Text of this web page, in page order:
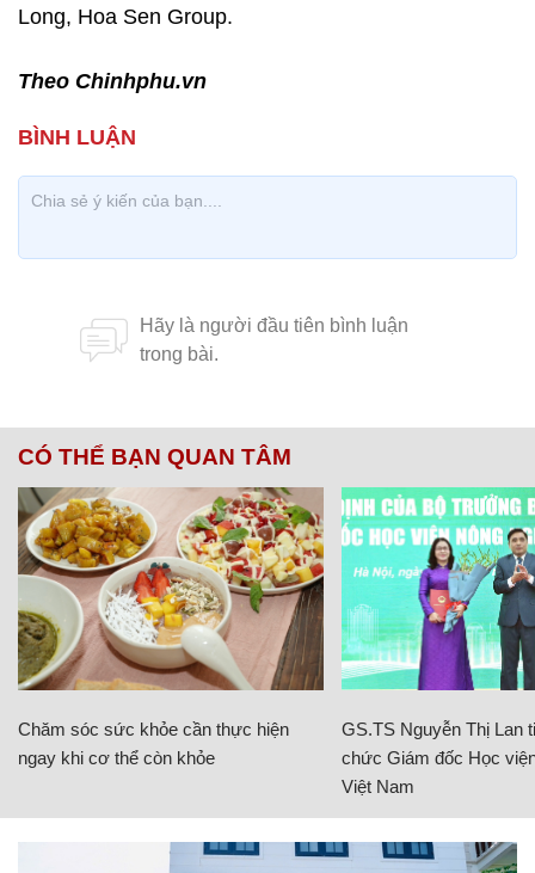
Long, Hoa Sen Group.
Theo Chinhphu.vn
CÓ THỂ BẠN QUAN TÂM
Chăm sóc sức khỏe cần thực hiện
ngay khi cơ thể còn khỏe
GS.TS Nguyễn Thị Lan
chức Giám đốc Học
Việt Nam